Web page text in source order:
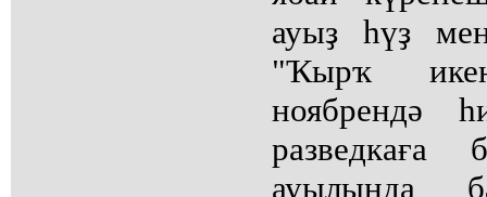
ауыҙ һүҙ
"Ҡырҡ
ноябрендә
разведкаға
ауылында